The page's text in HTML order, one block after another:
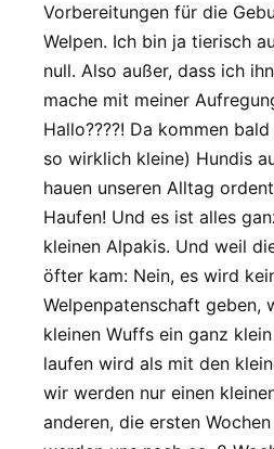
Vorbereitungen für die
Welpen. Ich bin ja tierisch
null. Also außer, dass ich
mache mit meiner
Hallo????! Da kommen
so wirklich kleine) Hundis
hauen unseren Alltag
Haufen! Und es ist alles
kleinen Alpakis. Und weil
öfter kam: Nein, es wird
Welpenpatenschaft geben,
kleinen Wuffs ein ganz
laufen wird als mit den
wir werden nur einen
anderen, die ersten